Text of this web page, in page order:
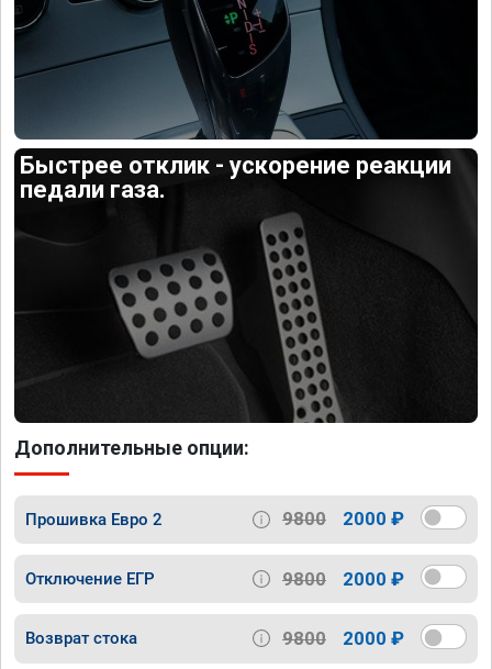
Быстрее отклик - ускорение реакции
педали газа.
Дополнительные опции:
Прошивка Евро 2 9800 2000 ₽
Отключение ЕГР 9800 2000 ₽
Возврат стока 9800 2000 ₽